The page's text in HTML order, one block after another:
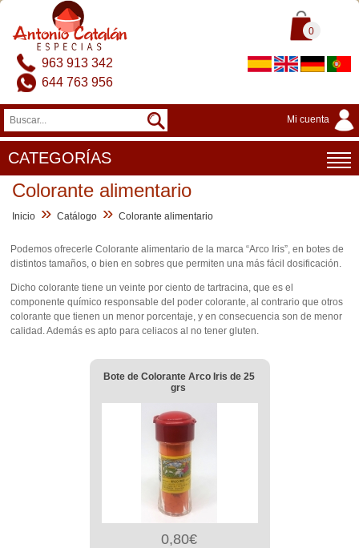
0
963 913 342
644 763 956
Mi cuenta
CATEGORÍAS
Colorante alimentario
Inicio » Catálogo » Colorante alimentario
Podemos ofrecerle Colorante alimentario de la marca “Arco Iris”, en botes de
distintos tamaños, o bien en sobres que permiten una más fácil dosificación.
Dicho colorante tiene un veinte por ciento de tartracina, que es el
componente químico responsable del poder colorante, al contrario que otros
colorante que tienen un menor porcentaje, y en consecuencia son de menor
calidad. Además es apto para celiacos al no tener gluten.
Bote de Colorante Arco Iris de 25
grs
0,80€